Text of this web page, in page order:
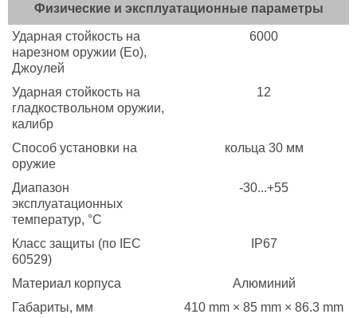
Физические и эксплуатационные параметры
Ударная стойкость на
нарезном оружии (Eo),
Джоулей
6000
Ударная стойкость на
гладкоствольном оружии,
калибр
12
Способ установки на
оружие
кольца 30 мм
Диапазон
эксплуатационных
температур, °C
-30...+55
Класс защиты (по IEC
60529)
IP67
Материал корпуса
Алюминий
Габариты, мм
410 mm × 85 mm × 86.3 mm